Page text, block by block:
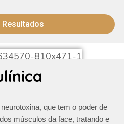
Resultados
que tem o poder de
músculos da face, tratando e